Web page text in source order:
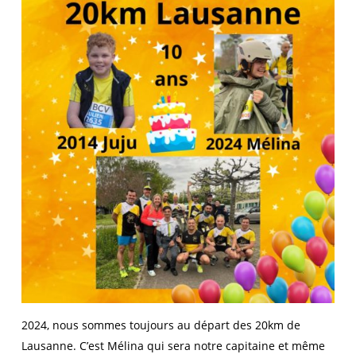
2024, nous sommes toujours au départ des 20km de
Lausanne. C’est Mélina qui sera notre capitaine et même